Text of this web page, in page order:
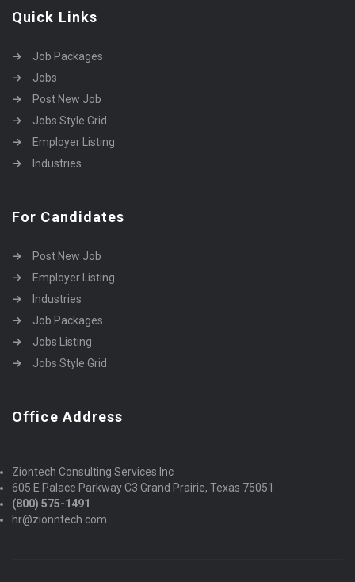
Quick Links
Job Packages
Jobs
Post New Job
Jobs Style Grid
Employer Listing
Industries
For Candidates
Post New Job
Employer Listing
Industries
Job Packages
Jobs Listing
Jobs Style Grid
Office Address
Ziontech Consulting Services Inc
605 E Palace Parkway C3 Grand Prairie, Texas 75051
(800) 575-1491
hr@zionntech.com